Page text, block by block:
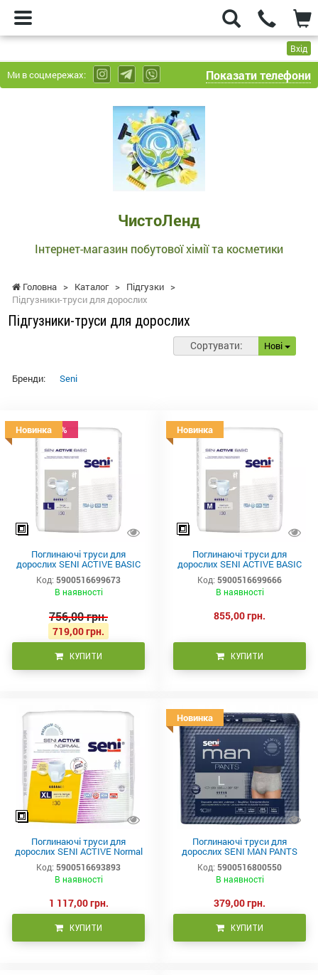
Вхід
Ми в соцмережах: Показати телефони
ЧистоЛенд
Інтернет-магазин побутової хімії та косметики
Головна > Каталог > Підгузки >
Підгузники-труси для дорослих
Підгузники-труси для дорослих
Сортувати: Нові
Бренди: Seni
Знижка -5%
Новинка
Поглинаючі труси для
дорослих SENI ACTIVE BASIC
Код: 5900516699673
В наявності
756,00 грн.
719,00 грн.
КУПИТИ
Новинка
Поглинаючі труси для
дорослих SENI ACTIVE BASIC
Код: 5900516699666
В наявності
855,00 грн.
КУПИТИ
Поглинаючі труси для
дорослих SENI ACTIVE Normal
extra large (4) 30шт.
Код: 5900516693893
В наявності
1 117,00 грн.
КУПИТИ
Новинка
Поглинаючі труси для
дорослих SENI MAN PANTS
large (3) 10шт.
Код: 5900516800550
В наявності
379,00 грн.
КУПИТИ